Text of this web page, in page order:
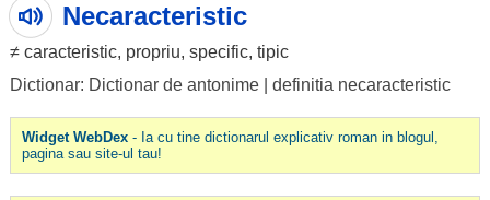
Necaracteristic
≠ caracteristic, propriu, specific, tipic
Dictionar: Dictionar de antonime| definitia necaracteristic
Widget WebDex- Ia cu tine dictionarul explicativ roman in blogul,
pagina sau site-ul tau!